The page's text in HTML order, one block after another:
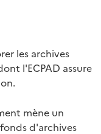
les archives
l'ECPAD assure
mène un
d'archives